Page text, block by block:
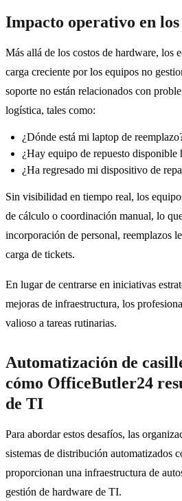
Impacto operativo en
Más allá de los costos de hardware, los
carga creciente por los equipos no
soporte no están relacionados con
logística, tales como:
¿Dónde está mi laptop de
¿Hay equipo de repuesto disponible
¿Ha regresado mi dispositivo de
Sin visibilidad en tiempo real, los
de cálculo o coordinación manual, lo
incorporación de personal, reemplazos
carga de tickets.
En lugar de centrarse en iniciativas
mejoras de infraestructura, los
valioso a tareas rutinarias.
Automatización de
cómo OfficeButler24
de TI
Para abordar estos desafíos, las
sistemas de distribución automatizados
proporcionan una infraestructura de
gestión de hardware de TI.